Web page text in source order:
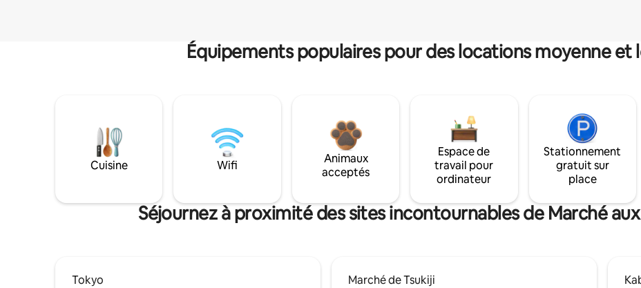
Équipements populaires pour des locations moyenne et
Cuisine Wifi
Animaux
acceptés
Espace de
travail pour
ordinateur
Stationnement
gratuit sur
place
Séjournez à proximité des sites incontournables de Marché
Tokyo
Marché de Tsukiji